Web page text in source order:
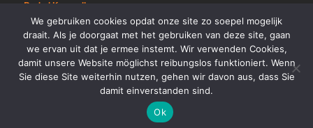
Berkel Kanurallye
ÜBRIG
Sitemap
Links
We gebruiken cookies opdat onze site zo soepel mogelijk
draait. Als je doorgaat met het gebruiken van deze site, gaan
we ervan uit dat je ermee instemt. Wir verwenden Cookies,
damit unsere Website möglichst reibungslos funktioniert. Wenn
Sie diese Site weiterhin nutzen, gehen wir davon aus, dass Sie
damit einverstanden sind.
Ok